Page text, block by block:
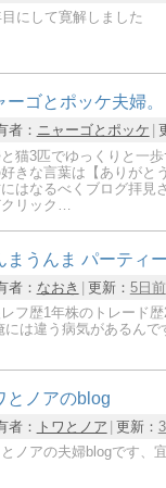
目にして寛解しました
ーゴとポッケ夫婦。
者： ニャーゴとポッケ
猫3匹でゆっくりと一
好きな言葉は【ありが
はなるべくブログ拝見
リック…
まうんま パーティー
者： なおき 更新： 5日前
フ歴1年株のトレード
には違う病気があるんで
とノアのblog
者： トワとノア 更新：
とノアの夫婦blogです、